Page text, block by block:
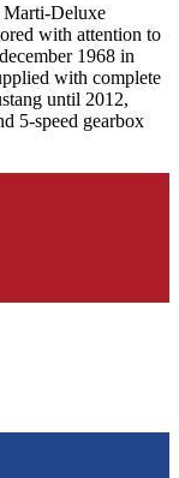
Marti-Deluxe
with attention to
1968 in
with complete
until 2012,
5-speed gearbox